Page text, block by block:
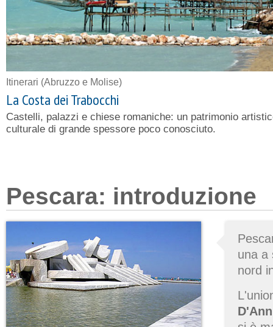
Itinerari (Abruzzo e Molise)
La Costa dei Trabocchi
Castelli, palazzi e chiese romaniche: un patrimonio
culturale di grande spessore poco conosciuto.
Pescara: introduzione
una a
nord